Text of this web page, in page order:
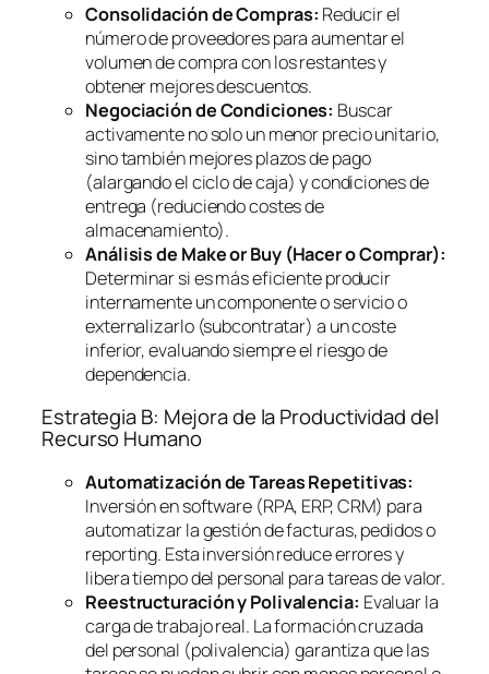
Consolidación de Compras: Reducir el
número de proveedores para aumentar el
volumen de compra con los restantes y
obtener mejores descuentos.
Negociación de Condiciones: Buscar
activamente no solo un menor precio unitario,
sino también mejores plazos de pago
(alargando el ciclo de caja) y condiciones de
entrega (reduciendo costes de
almacenamiento).
Análisis de Make or Buy(Hacer o Comprar):
Determinar si es más eficiente producir
internamente un componente o servicio o
externalizarlo (subcontratar) a un coste
inferior, evaluando siempre el riesgo de
dependencia.
Estrategia B: Mejora de la Productividad del
Recurso Humano
Automatización de Tareas Repetitivas:
Inversión ensoftware(RPA, ERP, CRM) para
automatizar la gestión de facturas, pedidos o
reporting. Esta inversión reduce errores y
libera tiempo del personal para tareas de valor.
Reestructuración y Polivalencia: Evaluar la
carga de trabajo real. La formación cruzada
del personal (polivalencia) garantiza que las